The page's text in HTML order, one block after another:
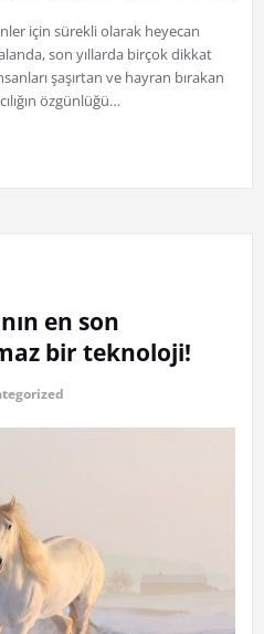
için sürekli olarak heyecan
son yıllarda birçok dikkat
şaşırtan ve hayran bırakan
özgünlüğü…
en son
bir teknoloji!